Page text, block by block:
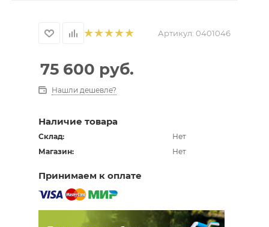
Артикул: 0401046
75 600 руб.
Нашли дешевле?
Наличие товара
Склад:
Нет
Магазин:
Нет
Принимаем к оплате